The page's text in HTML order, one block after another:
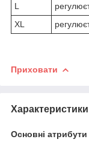
L
XL
Приховати
Характеристики
Основні атрибути